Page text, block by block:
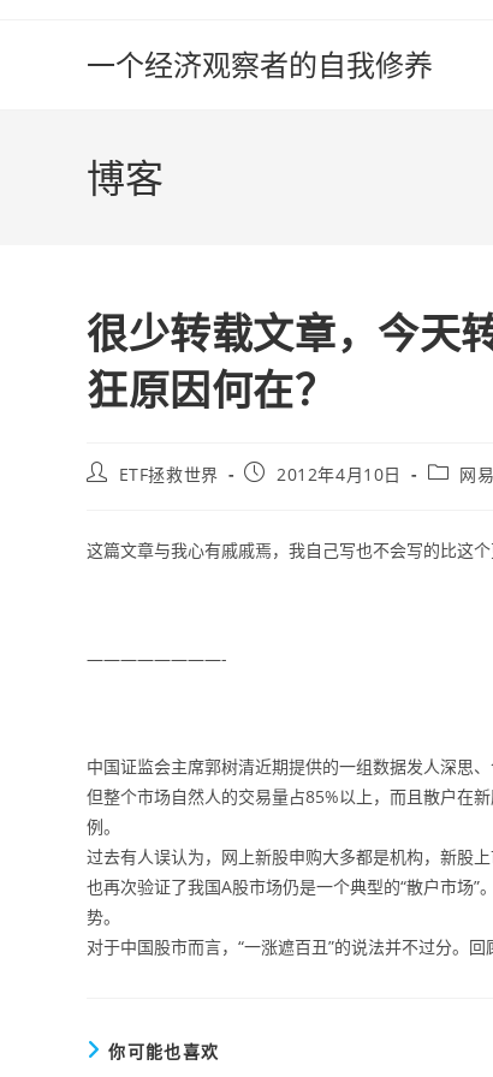
一个经济观察者的自我修养
博客
很少转载文章，今天
狂原因何在？
PostETF拯救世界
Post2012年4月10日
Post网
这篇文章与我心有戚戚焉，我自己写也不会写的比这个
————————-
中国证监会主席郭树清近期提供的一组数据发人深思
但整个市场自然人的交易量占85%以上，而且散户在
例。
过去有人误认为，网上新股申购大多都是机构，新股
也再次验证了我国A股市场仍是一个典型的“散户市场
势。
对于中国股市而言，“一涨遮百丑”的说法并不过分。回
你可能也喜欢